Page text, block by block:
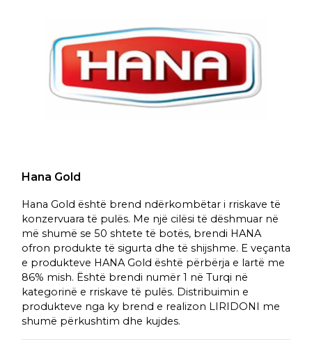
Hana Gold
Hana Gold është brend ndërkombëtar i rriskave të
konzervuara të pulës. Me një cilësi të dëshmuar në
më shumë se 50 shtete të botës, brendi HANA
ofron produkte të sigurta dhe të shijshme. E veçanta
e produkteve HANA Gold është përbërja e lartë me
86% mish. Është brendi numër 1 në Turqi në
kategorinë e rriskave të pulës. Distribuimin e
produkteve nga ky brend e realizon LIRIDONI me
shumë përkushtim dhe kujdes.